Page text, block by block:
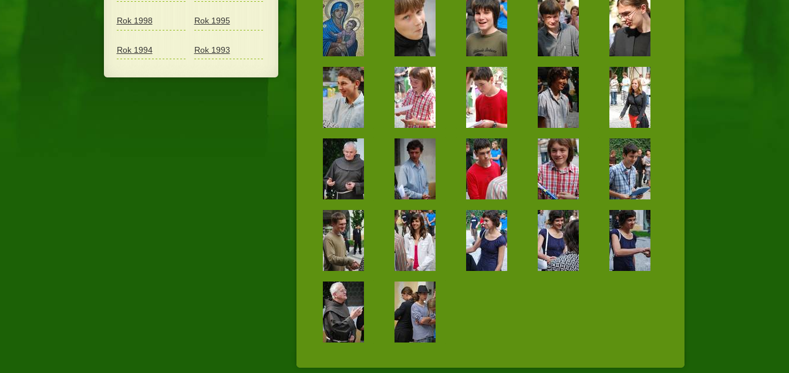
Rok 1998 Rok 1995
Rok 1994 Rok 1993